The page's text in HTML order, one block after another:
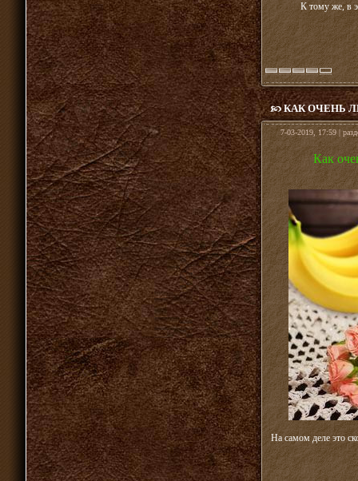
К тому же, в
КАК ОЧЕНЬ
7-03-2019, 17:59 |
Как
На самом деле это